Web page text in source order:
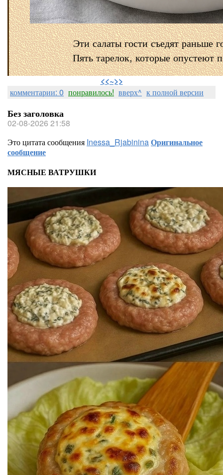
Эти салаты гости съедят раньше
Пять тарелок, которые опустеют
⠀
<<~>>
комментарии: 0 понравилось! вверх^ к полной версии
Без заголовка
02-08-2026 21:58
Это цитата сообщения Inessa_RjabininaОригинальное
сообщение
МЯСНЫЕ ВАТРУШКИ